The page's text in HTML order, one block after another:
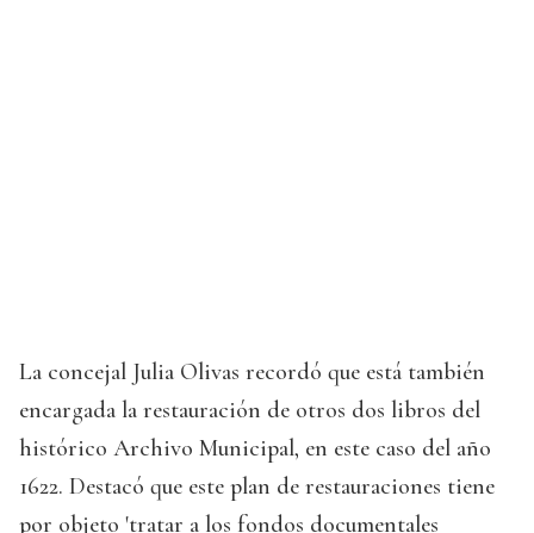
La concejal Julia Olivas recordó que está también
encargada la restauración de otros dos libros del
histórico Archivo Municipal, en este caso del año
1622. Destacó que este plan de restauraciones tiene
por objeto 'tratar a los fondos documentales